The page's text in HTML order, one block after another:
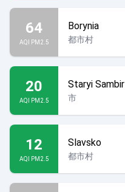
64
AQI PM2.5
Borynia
都市村
20
AQI PM2.5
Staryi Sambir
市
12
AQI PM2.5
Slavsko
都市村